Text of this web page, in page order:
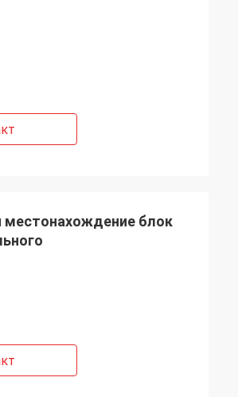
местонахождение блок